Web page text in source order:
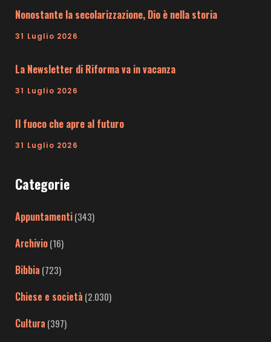
Nonostante la secolarizzazione, Dio è nella storia
31 Luglio 2026
La Newsletter di Riforma va in vacanza
31 Luglio 2026
Il fuoco che apre al futuro
31 Luglio 2026
Categorie
Appuntamenti(343)
Archivio(16)
Bibbia (723)
Chiese e società (2.030)
Cultura (397)